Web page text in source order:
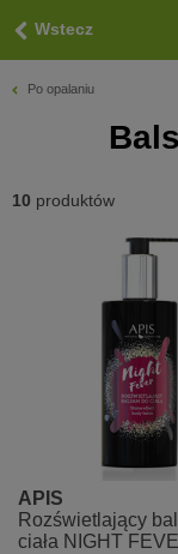
Wstecz
Po opalaniu
10 produktów
APIS
Rozświetlający
ciała NIGHT